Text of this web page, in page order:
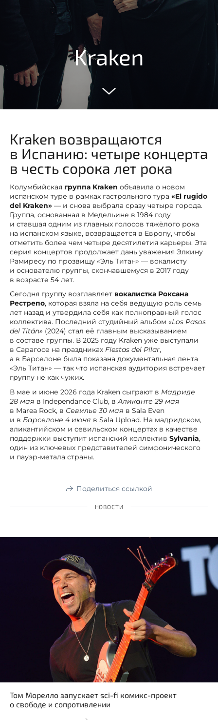
Kraken
Kraken возвращаются
в Испанию: четыре концерта
в честь сорока лет рока
Колумбийская группа Kraken объявила о новом
испанском туре в рамках гастрольного тура «El rugido
del Kraken» — и снова выбрала сразу четыре города.
Группа, основанная в Медельине в 1984 году
и ставшая одним из главных голосов тяжёлого рока
на испанском языке, возвращается в Европу, чтобы
отметить более чем четыре десятилетия карьеры. Эта
серия концертов продолжает дань уважения Элкину
Рамиресу по прозвищу «Эль Титан» — вокалисту
и основателю группы, скончавшемуся в 2017 году
в возрасте 54 лет.
Сегодня группу возглавляет вокалистка Роксана
Рестрепо, которая взяла на себя ведущую роль семь
лет назад и утвердила себя как полноправный голос
коллектива. Последний студийный альбом «Los Pasos
del Titán» (2024) стал её главным высказыванием
в составе группы. В 2025 году Kraken уже выступали
в Сарагосе на праздниках Fiestas del Pilar,
а в Барселоне была показана документальная лента
«Эль Титан» — так что испанская аудитория встречает
группу не как чужих.
В мае и июне 2026 года Kraken сыграют в Мадриде
28 мая в Independance Club, вАликанте 29 мая
в Marea Rock, в Севилье 30 мая в Sala Even
и в Барселоне 4 июня в Sala Upload. На мадридском,
аликантийском и севильском концертах в качестве
поддержки выступит испанский коллектив Sylvania,
один из ключевых представителей симфонического
и пауэр-метала страны.
Поделиться ссылкой
НОВОСТИ
Том Морелло запускает sci-fi комикс-проект
о свободе и сопротивлении